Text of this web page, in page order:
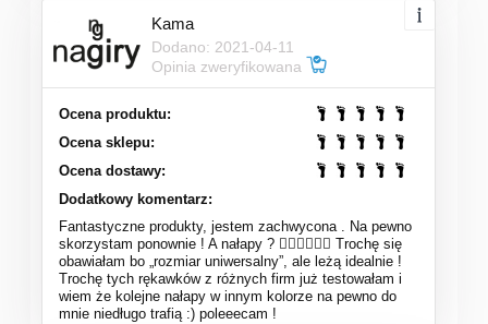
Kama
Dodano: 2021-04-11
Opinia zweryfikowana
Ocena produktu:
Ocena sklepu:
Ocena dostawy:
Dodatkowy komentarz:
Fantastyczne produkty, jestem zachwycona . Na pewno
skorzystam ponownie ! A nałapy ? 👌🏻👌🏻👌🏻 Trochę się
obawiałam bo „rozmiar uniwersalny”, ale leżą idealnie !
Trochę tych rękawków z różnych firm już testowałam i
wiem że kolejne nałapy w innym kolorze na pewno do
mnie niedługo trafią :) poleeecam !